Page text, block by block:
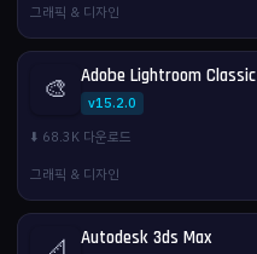
그래픽 & 디자인
🎨 Adobe Lightroom Classic
v15.2.0
⬇️ 68.3K 다운로드
그래픽 & 디자인
Autodesk 3ds Max